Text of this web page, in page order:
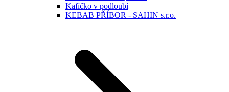
Kafíčko v podloubí
KEBAB PŘÍBOR - SAHIN s.r.o.